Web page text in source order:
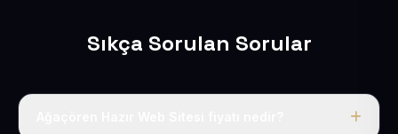
Sıkça Sorulan Sorular